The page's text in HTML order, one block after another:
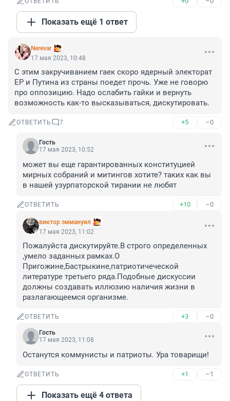
Показать ещё 1 ответ
Nerevar
17 мая 2023, 10:48
С этим закручиванием гаек скоро ядерный электорат
ЕР и Путина из страны поедет прочь. Уже не говорю
про оппозицию. Надо ослабить гайки и вернуть
возможность как-то высказываться, дискутировать.
ОТВЕТИТЬ 7 +5 –0
Гость
17 мая 2023, 10:52
может вы еще гарантированных конституцией
мирных собраний и митингов хотите? таких как вы
в нашей узурпаторской тирании не любят
ОТВЕТИТЬ +10 –0
виктор эммануил
17 мая 2023, 11:02
Пожалуйста дискутируйте.В строго определенных
,умело заданных рамках.О
Пригожине,Бастрыкине,патриотичеческой
литературе третьего ряда.Подобные дискуссии
должны создавать иллюзию наличия жизни в
разлагающеемся организме.
ОТВЕТИТЬ +3 –0
Гость
17 мая 2023, 11:08
Останутся коммунисты и патриоты. Ура товарищи!
ОТВЕТИТЬ +1 –1
Показать ещё 4 ответа